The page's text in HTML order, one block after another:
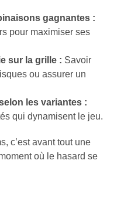
gagnantes :
pour maximiser ses
sur la grille : Savoir
ou assurer un
les variantes :
qui dynamisent le jeu.
c’est avant tout une
où le hasard se